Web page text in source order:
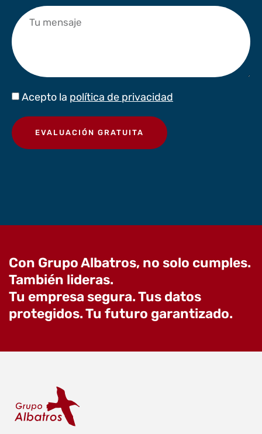
Acepto la política de privacidad
EVALUACIÓN GRATUITA
Con Grupo Albatros, no solo cumples.
También lideras.
Tu empresa segura. Tus datos
protegidos. Tu futuro garantizado.